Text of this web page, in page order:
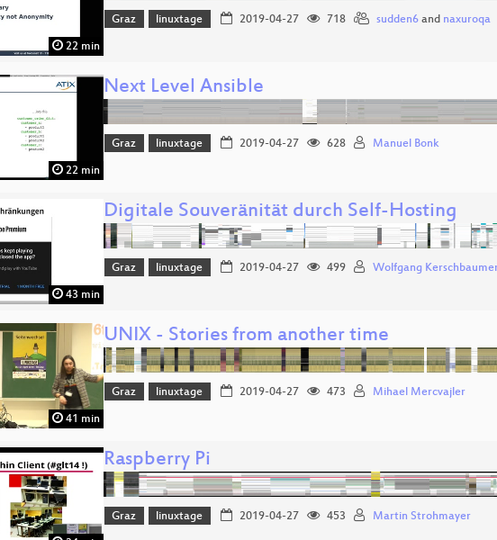
22 min
Graz linuxtage 2019-04-27 718 sudden6and naxuroqa
22 min
Next Level Ansible
Graz linuxtage 2019-04-27 628 Manuel Bonk
43 min
Digitale Souveränität durch Self-Hosting
Graz linuxtage 2019-04-27 499 Wolfgang
41 min
UNIX - Stories from another time
Graz linuxtage 2019-04-27 473 Mihael Mercvajler
Raspberry Pi
Graz linuxtage 2019-04-27 453 Martin Strohmayer